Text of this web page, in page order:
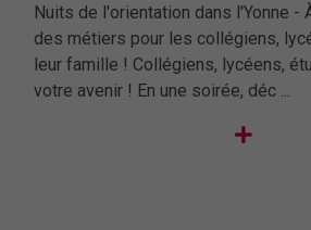
Nuits de l'orientation dans l'Yonne -
des métiers pour les collégiens,
leur famille ! Collégiens, lycéens,
votre avenir ! En une soirée, déc ...